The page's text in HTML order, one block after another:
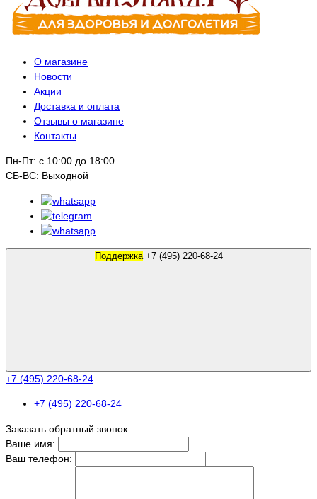
О магазине
Новости
Акции
Доставка и оплата
Отзывы о магазине
Контакты
Пн-Пт: с 10:00 до 18:00
СБ-ВС: Выходной
Поддержка +7 (495) 220-68-24
+7 (495) 220-68-24
+7 (495) 220-68-24
Заказать обратный звонок
Ваше имя:
Ваш телефон: